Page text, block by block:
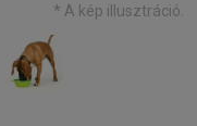
* A kép illusztráció.